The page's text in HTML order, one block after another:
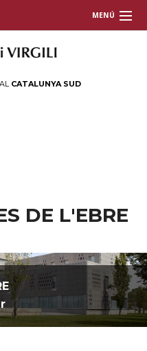
MENÚ
CATALUNYA SUD
DE L'EBRE